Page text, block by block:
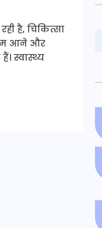
है, चिकित्सा
कम आने और
स्वास्थ्य